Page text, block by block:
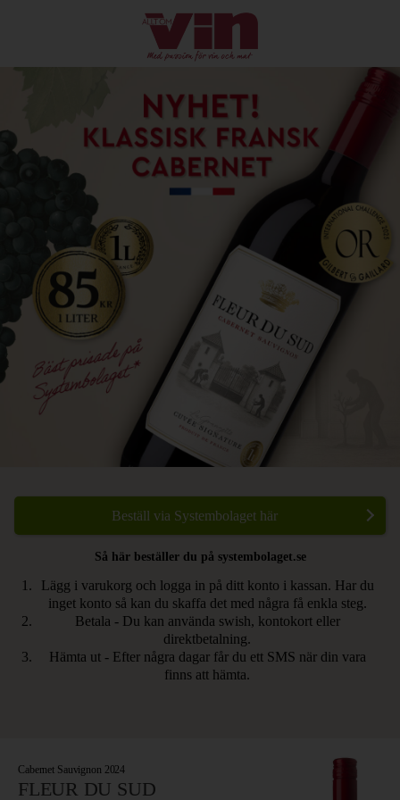
Cabernet Sauvignon 2024
FLEUR DU SUD
Beställ via Systembolaget här
Så här beställer du på systembolaget.se
Lägg i varukorg och logga in på ditt konto i kassan. Har du
inget konto så kan du skaffa det med några få enkla steg.
Betala - Du kan använda swish, kontokort eller
direktbetalning.
Hämta ut - Efter några dagar får du ett SMS när din vara
finns att hämta.